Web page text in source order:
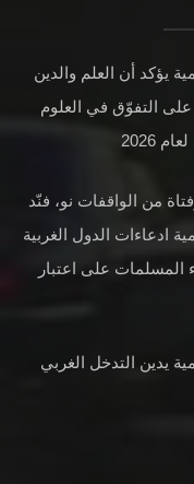
يؤكد أن العلم والدين
التفوّق في العلوم
2026
من 1700 امرأة وفتاة من الواقفات نو، فنّد
ادعاءات الدول الغربية
المسلمات على اعتبار
يدين التدخل الغربي